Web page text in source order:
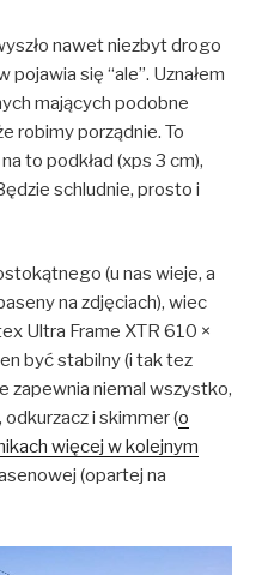
nawet niezbyt drogo
pojawia się “ale”. Uznałem
mających podobne
robimy porządnie. To
to podkład (xps 3 cm),
schludnie, prosto i
(u nas wieje, a
na zdjęciach), wiec
Ultra Frame XTR 610 ×
być stabilny (i tak tez
zapewnia niemal wszystko,
i skimmer (o
więcej w kolejnym
(opartej na